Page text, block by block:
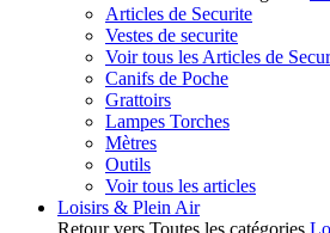
Articles de Securite
Vestes de securite
Voir tous les Articles de
Canifs de Poche
Grattoirs
Lampes Torches
Mètres
Outils
Voir tous les articles
Loisirs & Plein Air
Retour vers Toutes les catégories